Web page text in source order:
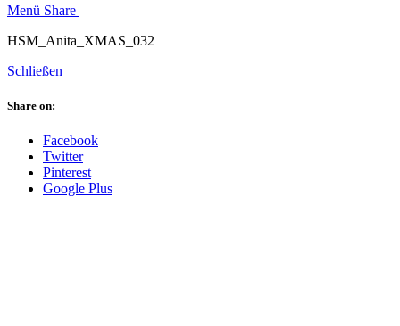
Menü Share
HSM_Anita_XMAS_032
Schließen
Share on:
Facebook
Twitter
Pinterest
Google Plus